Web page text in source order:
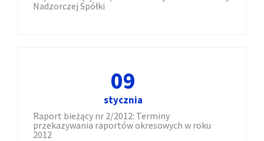
Nadzorczej Spółki
09
stycznia
Raport bieżący nr 2/2012: Terminy
przekazywania raportów okresowych w roku
2012